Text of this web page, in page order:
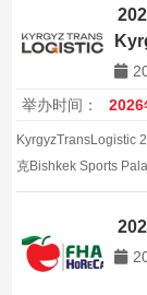
举办时间：
2026
KyrgyzTransLogistic
克Bishkek Sports
会，汇聚企业家和市